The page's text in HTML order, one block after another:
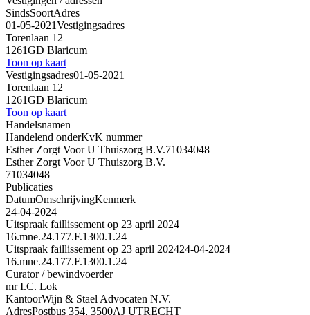
SindsSoortAdres
01-05-2021Vestigingsadres
Torenlaan 12
1261GD Blaricum
Toon op kaart
Vestigingsadres01-05-2021
Torenlaan 12
1261GD Blaricum
Toon op kaart
Handelsnamen
Handelend onderKvK nummer
Esther Zorgt Voor U Thuiszorg B.V.71034048
Esther Zorgt Voor U Thuiszorg B.V.
71034048
Publicaties
DatumOmschrijvingKenmerk
24-04-2024
Uitspraak faillissement op 23 april 2024
16.mne.24.177.F.1300.1.24
Uitspraak faillissement op 23 april 202424-04-2024
16.mne.24.177.F.1300.1.24
Curator / bewindvoerder
mr I.C. Lok
KantoorWijn & Stael Advocaten N.V.
AdresPostbus 354, 3500AJ UTRECHT